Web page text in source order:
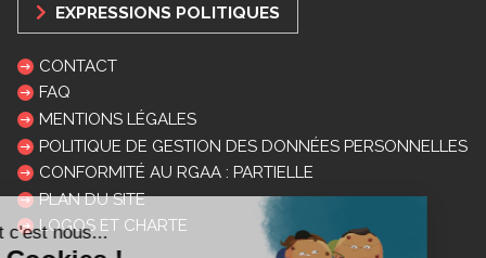
EXPRESSIONS POLITIQUES
CONTACT
FAQ
MENTIONS LÉGALES
POLITIQUE DE GESTION DES DONNÉES PERSONNELLES
CONFORMITÉ AU RGAA : PARTIELLE
PLAN DU SITE
LOGOS ET CHARTE